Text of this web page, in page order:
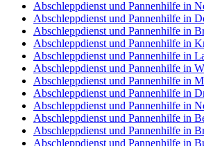
Abschleppdienst und Pannenhilfe in
Abschleppdienst und Pannenhilfe in
Abschleppdienst und Pannenhilfe in
Abschleppdienst und Pannenhilfe in
Abschleppdienst und Pannenhilfe in
Abschleppdienst und Pannenhilfe in
Abschleppdienst und Pannenhilfe in
Abschleppdienst und Pannenhilfe in
Abschleppdienst und Pannenhilfe in
Abschleppdienst und Pannenhilfe in
Abschleppdienst und Pannenhilfe in
Abschleppdienst und Pannenhilfe in